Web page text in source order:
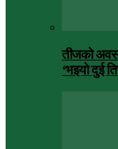
तीजको
‘भइयो दुई